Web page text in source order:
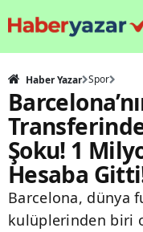
Haber Yazar Spor
Transferinde
Şoku! 1
Hesaba
Barcelona, dünya
kulüplerinden biri